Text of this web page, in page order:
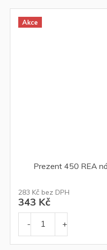
Akce
Prezent 450 REA
283 Kč bez DPH
343 Kč